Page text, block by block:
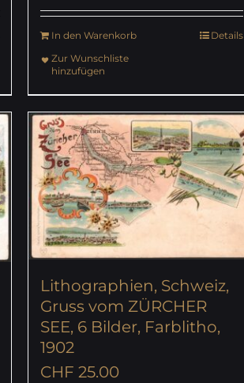
In den Warenkorb
Details
Zur Wunschliste
hinzufügen
Lithographien, Schweiz,
Gruss vom ZÜRCHER
SEE, 6 Bilder, Farblitho,
1902
CHF 25.00